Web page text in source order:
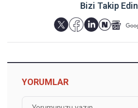
Bizi Takip Edin
YORUMLAR